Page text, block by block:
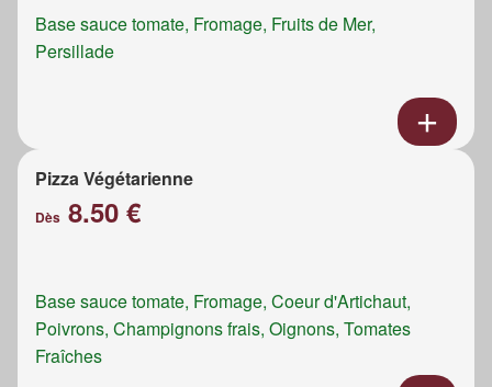
Base sauce tomate, Fromage, Fruits de Mer,
Persillade
Pizza Végétarienne
Dès 8.50 €
Base sauce tomate, Fromage, Coeur d'Artichaut,
Poivrons, Champignons frais, Oignons, Tomates
Fraîches